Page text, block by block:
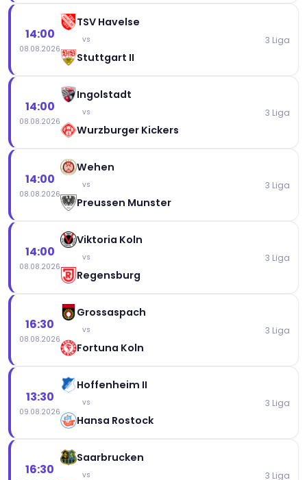
14:00
08.08.2026
TSV Havelse
vs
Stuttgart II
3 Liga
14:00
08.08.2026
Ingolstadt
vs
Wurzburger Kickers
3 Liga
14:00
08.08.2026
Wehen
vs
Preussen Munster
3 Liga
14:00
08.08.2026
Viktoria Koln
vs
Regensburg
3 Liga
16:30
08.08.2026
Grossaspach
vs
Fortuna Koln
3 Liga
13:30
09.08.2026
Hoffenheim II
vs
Hansa Rostock
3 Liga
16:30
Saarbrucken
vs 3 Liga